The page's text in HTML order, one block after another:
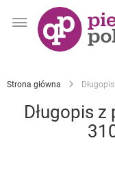
Strona główna
Długopis